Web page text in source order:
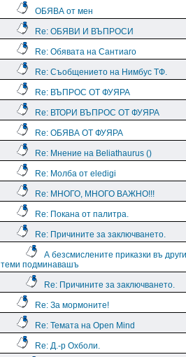
ОБЯВА от мен
Re: ОБЯВИ И ВЪПРОСИ
Re: Обявата на Сантиаго
Re: Съобщението на Нимбус ТФ.
Re: ВЪПРОС ОТ ФУЯРА
Re: ВТОРИ ВЪПРОС ОТ ФУЯРА
Re: ОБЯВА ОТ ФУЯРА
Re: Мнение на Beliathaurus ()
Re: Молба от eledigi
Re: МНОГО, МНОГО ВАЖНО!!!
Re: Покана от палитра.
Re: Причините за заключването.
А безсмислените приказки въ други
теми подминавашъ
Re: Причините за заключването.
Re: За мормоните!
Re: Темата на Open Mind
Re: Д.-р Охболи.